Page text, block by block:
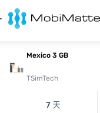
Mexico 3 GB
TSimTech
7 天